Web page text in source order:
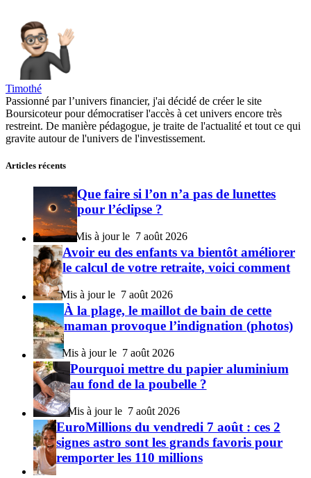
Timothé
Passionné par l’univers financier, j'ai décidé de créer le site
Boursicoteur pour démocratiser l'accès à cet univers encore très
restreint. De manière pédagogue, je traite de l'actualité et tout ce qui
gravite autour de l'univers de l'investissement.
Articles récents
Que faire si l’on n’a pas de lunettes
pour l’éclipse ?
7 août 2026
Avoir eu des enfants va bientôt améliorer
le calcul de votre retraite, voici comment
7 août 2026
À la plage, le maillot de bain de cette
maman provoque l’indignation (photos)
7 août 2026
Pourquoi mettre du papier aluminium
au fond de la poubelle ?
7 août 2026
EuroMillions du vendredi 7 août : ces 2
signes astro sont les grands favoris pour
remporter les 110 millions